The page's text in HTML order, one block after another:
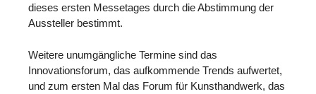
dieses ersten Messetages durch die Abstimmung der
Aussteller bestimmt.
Weitere unumgängliche Termine sind das
Innovationsforum, das aufkommende Trends aufwertet,
und zum ersten Mal das Forum für Kunsthandwerk, das